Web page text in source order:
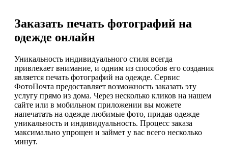
Заказать печать фотографий на
одежде онлайн
Уникальность индивидуального стиля всегда
привлекает внимание, и одним из способов его создания
является печать фотографий на одежде. Сервис
ФотоПочта предоставляет возможность заказать эту
услугу прямо из дома. Через несколько кликов на нашем
сайте или в мобильном приложении вы можете
напечатать на одежде любимые фото, придав одежде
уникальность и индивидуальность. Процесс заказа
максимально упрощен и займет у вас всего несколько
минут.